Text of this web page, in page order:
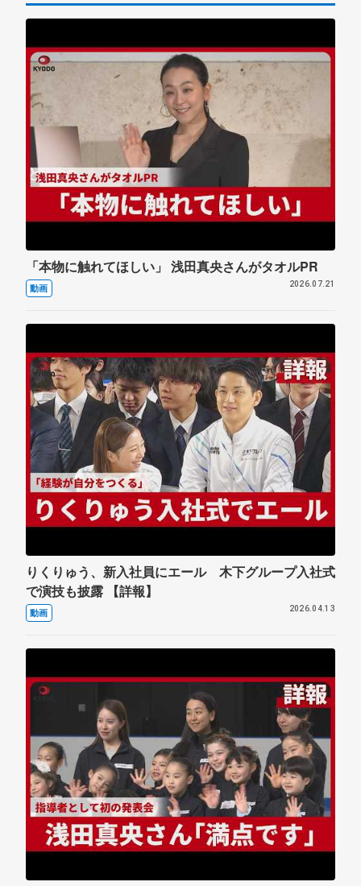
「本物に触れてほしい」 浅田真央さんがタオルPR
動画 2026.07.21
りくりゅう、新入社員にエール 木下グループ入社式
で演技も披露 【詳報】
動画 2026.04.13